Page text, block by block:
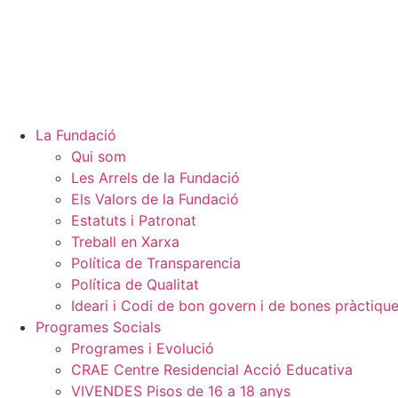
La Fundació
Qui som
Les Arrels de la Fundació
Els Valors de la Fundació
Estatuts i Patronat
Treball en Xarxa
Política de Transparencia
Política de Qualitat
Ideari i Codi de bon govern i de bones
Programes Socials
Programes i Evolució
CRAE Centre Residencial Acció Educativa
VIVENDES Pisos de 16 a 18 anys